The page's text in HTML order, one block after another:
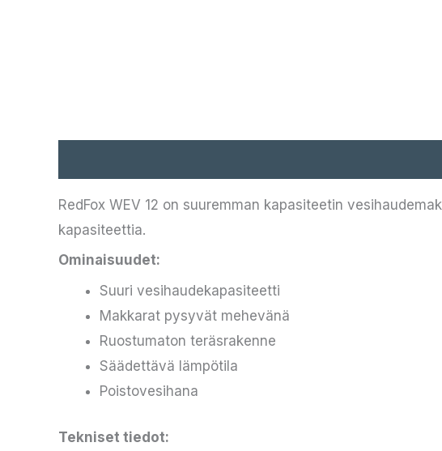
RedFox WEV 12 on suuremman kapasiteetin
kapasiteettia.
Ominaisuudet:
Suuri vesihaudekapasiteetti
Makkarat pysyvät mehevänä
Ruostumaton teräsrakenne
Säädettävä lämpötila
Poistovesihana
Tekniset tiedot: